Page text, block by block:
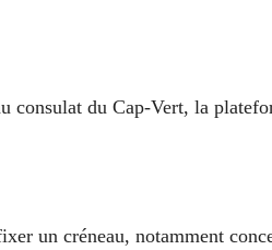
consulat du Cap‑Vert, la
un créneau, notamment